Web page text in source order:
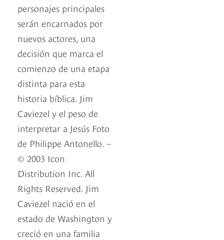
personajes principales
serán encarnados por
nuevos actores, una
decisión que marca el
comienzo de una etapa
distinta para esta
historia bíblica. Jim
Caviezel y el peso de
interpretar a Jesús Foto
de Philippe Antonello. –
© 2003 Icon
Distribution Inc. All
Rights Reserved. Jim
Caviezel nació en el
estado de Washington y
creció en una familia